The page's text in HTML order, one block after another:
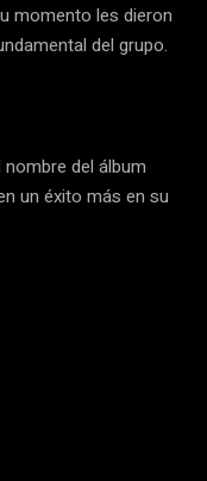
momento les dieron
del grupo.
del álbum
un éxito más en su